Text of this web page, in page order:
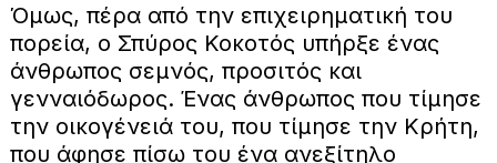
Όμως, πέρα από την επιχειρηματική του
πορεία, ο Σπύρος Κοκοτός υπήρξε ένας
άνθρωπος σεμνός, προσιτός και
γενναιόδωρος. Ένας άνθρωπος που τίμησε
την οικογένειά του, που τίμησε την Κρήτη,
που άφησε πίσω του ένα ανεξίτηλο